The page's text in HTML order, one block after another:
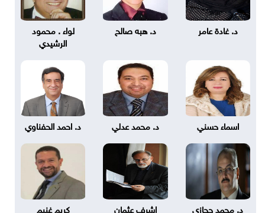
د. غادة عامر د. هبه صالح
لواء . محمود
الرشيدي
اسماء حسني د. محمد عدلي د. احمد الحفناوي
د. محمد حجازي اشرف عثمان كريم غنيم